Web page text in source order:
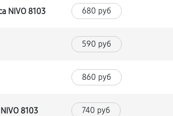
NIVO 8103 680 руб
590 руб
860 руб
8103 740 руб